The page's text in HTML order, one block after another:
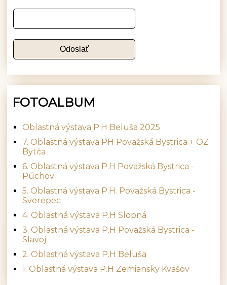
FOTOALBUM
Oblastná výstava P.H Beluša 2025
7. Oblastná výstava PH Považská Bystrica + OZ
Bytča
6. Oblastná výstava P.H Považská Bystrica -
Púchov
5. Oblastná výstava P.H. Považská Bystrica -
Sverepec
4. Oblastná výstava P.H Slopná
3. Oblastná výstava P.H Považská Bystrica -
Slavoj
2. Oblastná výstava P.H Beluša
1. Oblastná výstava P.H Zemiansky Kvašov